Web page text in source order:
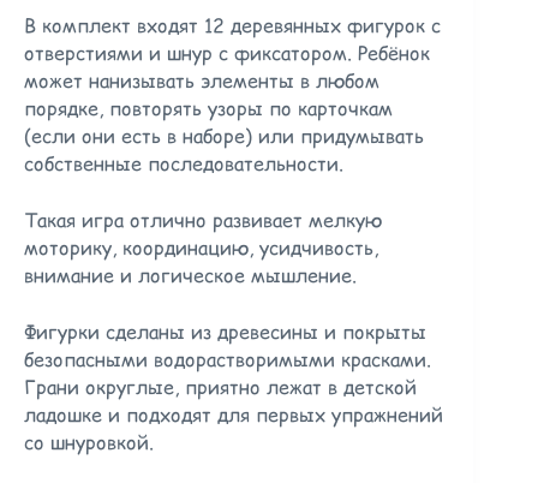
В комплект входят 12 деревянных фигурок с
отверстиями и шнур с фиксатором. Ребёнок
может нанизывать элементы в любом
порядке, повторять узоры по карточкам
(если они есть в наборе) или придумывать
собственные последовательности.
Такая игра отлично развивает мелкую
моторику, координацию, усидчивость,
внимание и логическое мышление.
Фигурки сделаны из древесины и покрыты
безопасными водорастворимыми красками.
Грани округлые, приятно лежат в детской
ладошке и подходят для первых упражнений
со шнуровкой.